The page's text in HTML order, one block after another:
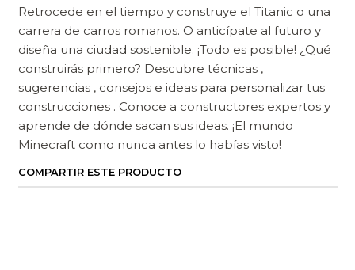
Retrocede en el tiempo y construye el Titanic o una
carrera de carros romanos. O anticípate al futuro y
diseña una ciudad sostenible. ¡Todo es posible! ¿Qué
construirás primero? Descubre técnicas ,
sugerencias , consejos e ideas para personalizar tus
construcciones . Conoce a constructores expertos y
aprende de dónde sacan sus ideas. ¡El mundo
Minecraft como nunca antes lo habías visto!
COMPARTIR ESTE PRODUCTO